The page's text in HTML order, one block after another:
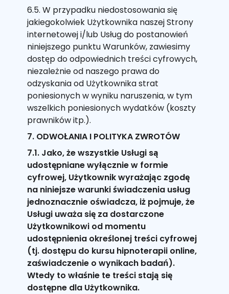
6.5. W przypadku niedostosowania się
jakiegokolwiek Użytkownika naszej Strony
internetowej i/lub Usług do postanowień
niniejszego punktu Warunków, zawiesimy
dostęp do odpowiednich treści cyfrowych,
niezależnie od naszego prawa do
odzyskania od Użytkownika strat
poniesionych w wyniku naruszenia, w tym
wszelkich poniesionych wydatków (koszty
prawników itp.).
7. ODWOŁANIA I POLITYKA ZWROTÓW
7.1. Jako, że wszystkie Usługi są
udostępniane wyłącznie w formie
cyfrowej, Użytkownik wyrażając zgodę
na niniejsze warunki świadczenia usług
jednoznacznie oświadcza, iż pojmuje, że
Usługi uważa się za dostarczone
Użytkownikowi od momentu
udostępnienia określonej treści cyfrowej
(tj. dostępu do kursu hipnoterapii online,
zaświadczenie o wynikach badań).
Wtedy to właśnie te treści stają się
dostępne dla Użytkownika.